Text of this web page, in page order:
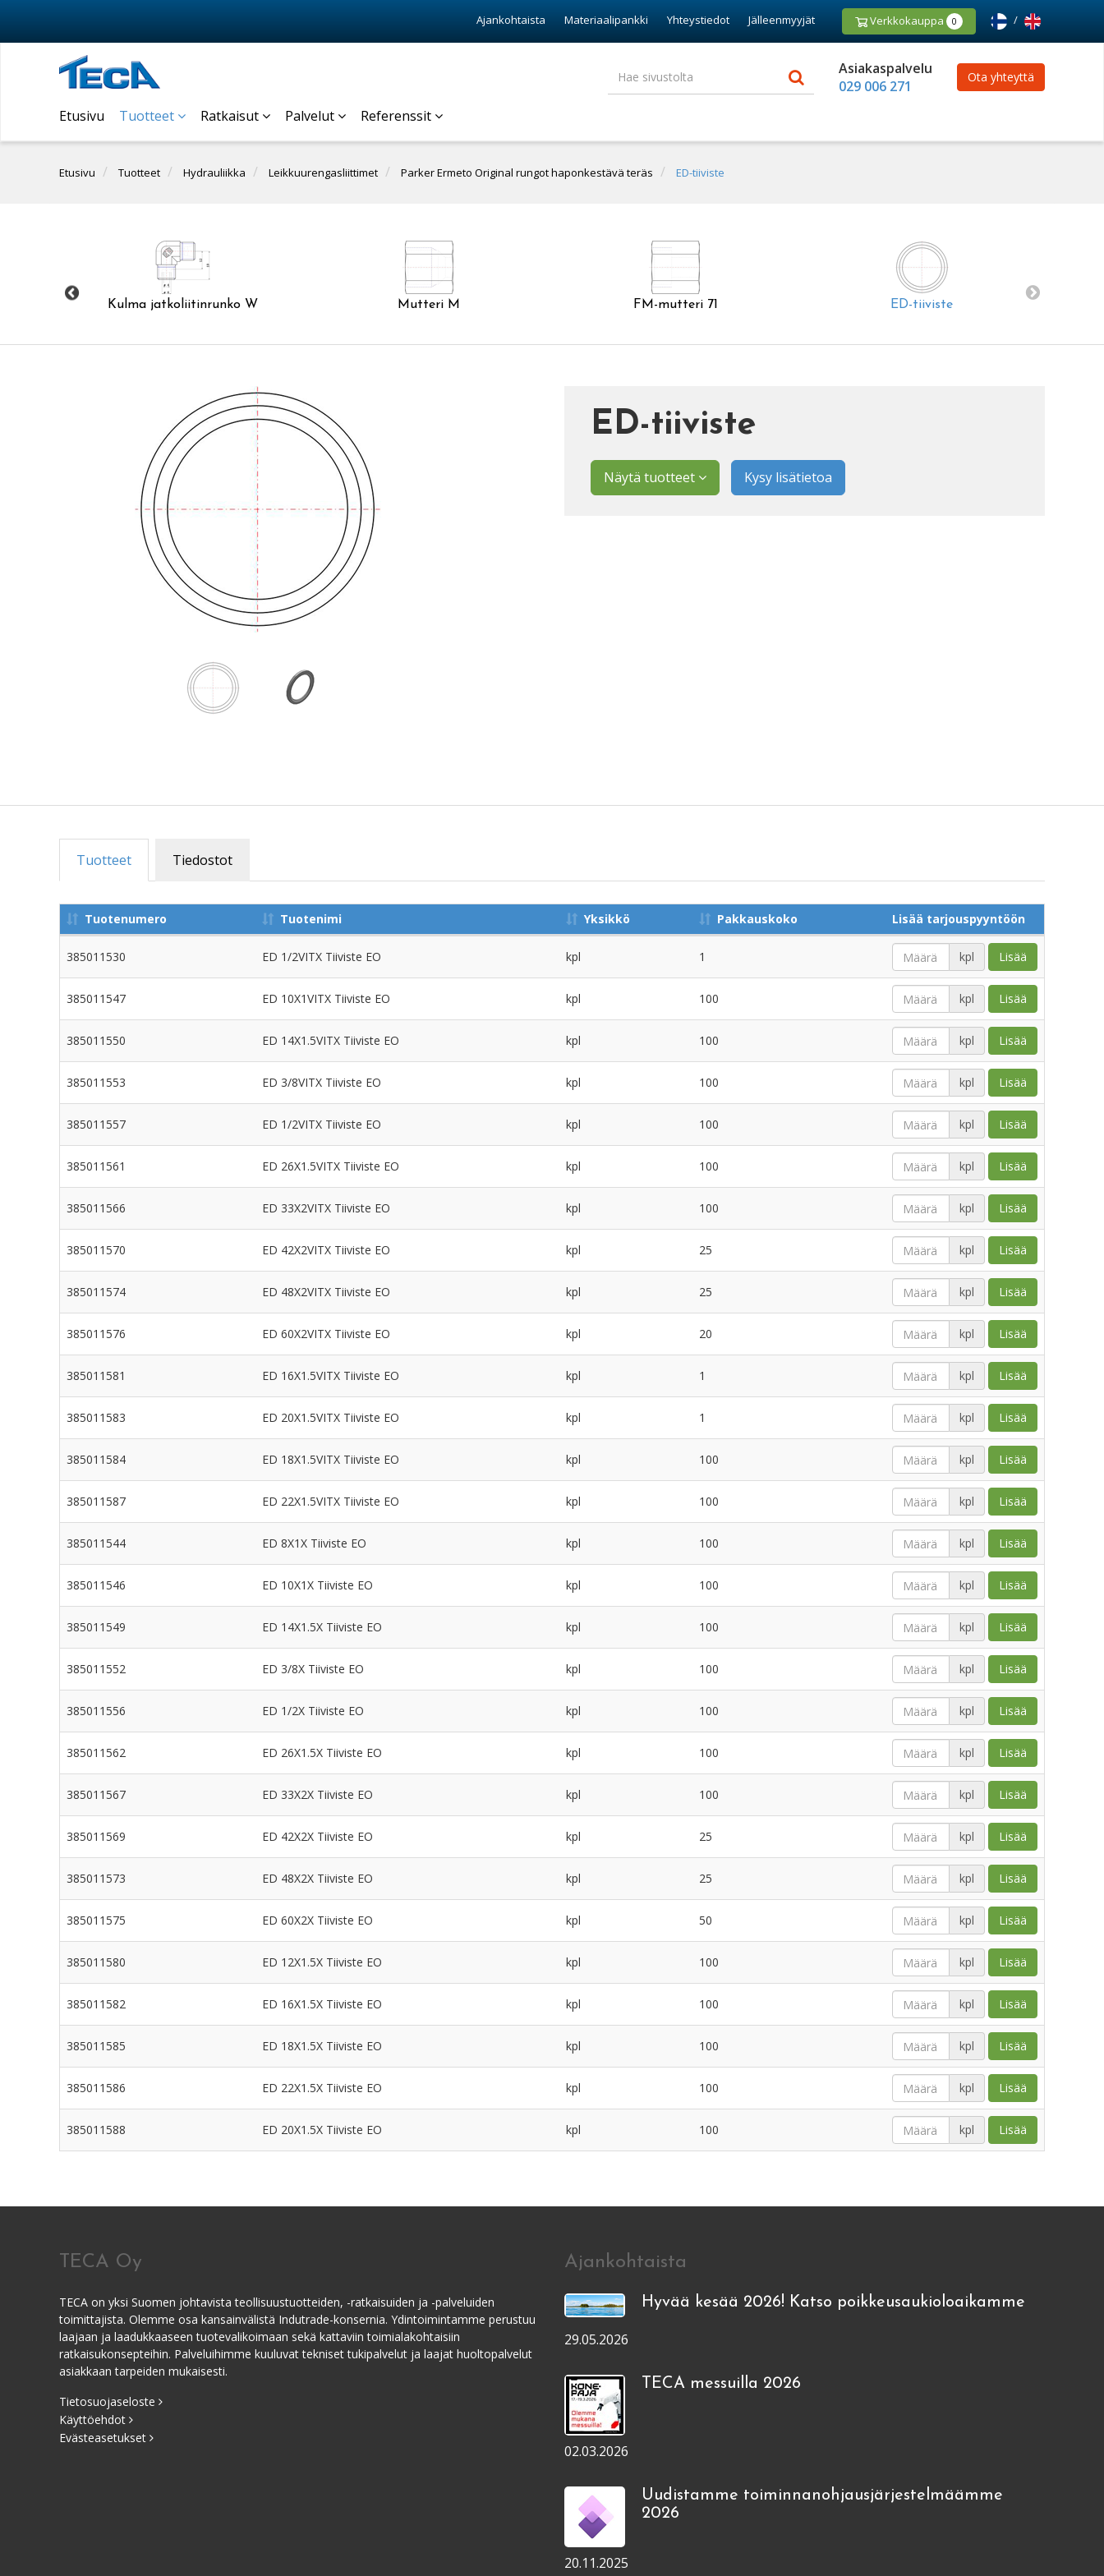
Ajankohtaista Materiaalipankki Yhteystiedot Jälleenmyyjät Verkkokauppa 0 /
Asiakaspalvelu
029 006 271
Ota yhteyttä
Etusivu Tuotteet Ratkaisut Palvelut Referenssit
Etusivu Tuotteet Hydrauliikka Leikkuurengasliittimet Parker Ermeto Original rungot haponkestävä teräs ED-tiiviste
Kulma jatkoliitinrunko W Mutteri M FM-mutteri 71 ED-tiiviste
ED-tiiviste
Näytä tuotteet Kysy lisätietoa
Tuotteet Tiedostot
Tuotenumero Tuotenimi Yksikkö Pakkauskoko Lisää tarjouspyyntöön
385011530 ED 1/2VITX Tiiviste EO kpl 1 kpl Lisää
385011547 ED 10X1VITX Tiiviste EO kpl 100 kpl Lisää
385011550 ED 14X1.5VITX Tiiviste EO kpl 100 kpl Lisää
385011553 ED 3/8VITX Tiiviste EO kpl 100 kpl Lisää
385011557 ED 1/2VITX Tiiviste EO kpl 100 kpl Lisää
385011561 ED 26X1.5VITX Tiiviste EO kpl 100 kpl Lisää
385011566 ED 33X2VITX Tiiviste EO kpl 100 kpl Lisää
385011570 ED 42X2VITX Tiiviste EO kpl 25 kpl Lisää
385011574 ED 48X2VITX Tiiviste EO kpl 25 kpl Lisää
385011576 ED 60X2VITX Tiiviste EO kpl 20 kpl Lisää
385011581 ED 16X1.5VITX Tiiviste EO kpl 1 kpl Lisää
385011583 ED 20X1.5VITX Tiiviste EO kpl 1 kpl Lisää
385011584 ED 18X1.5VITX Tiiviste EO kpl 100 kpl Lisää
385011587 ED 22X1.5VITX Tiiviste EO kpl 100 kpl Lisää
385011544 ED 8X1X Tiiviste EO kpl 100 kpl Lisää
385011546 ED 10X1X Tiiviste EO kpl 100 kpl Lisää
385011549 ED 14X1.5X Tiiviste EO kpl 100 kpl Lisää
385011552 ED 3/8X Tiiviste EO kpl 100 kpl Lisää
385011556 ED 1/2X Tiiviste EO kpl 100 kpl Lisää
385011562 ED 26X1.5X Tiiviste EO kpl 100 kpl Lisää
385011567 ED 33X2X Tiiviste EO kpl 100 kpl Lisää
385011569 ED 42X2X Tiiviste EO kpl 25 kpl Lisää
385011573 ED 48X2X Tiiviste EO kpl 25 kpl Lisää
385011575 ED 60X2X Tiiviste EO kpl 50 kpl Lisää
385011580 ED 12X1.5X Tiiviste EO kpl 100 kpl Lisää
385011582 ED 16X1.5X Tiiviste EO kpl 100 kpl Lisää
385011585 ED 18X1.5X Tiiviste EO kpl 100 kpl Lisää
385011586 ED 22X1.5X Tiiviste EO kpl 100 kpl Lisää
385011588 ED 20X1.5X Tiiviste EO kpl 100 kpl Lisää
TECA Oy
TECA on yksi Suomen johtavista teollisuustuotteiden, -ratkaisuiden ja -palveluiden
toimittajista. Olemme osa kansainvälistä Indutrade-konsernia. Ydintoimintamme perustuu
laajaan ja laadukkaaseen tuotevalikoimaan sekä kattaviin toimialakohtaisiin
ratkaisukonsepteihin. Palveluihimme kuuluvat tekniset tukipalvelut ja laajat huoltopalvelut
asiakkaan tarpeiden mukaisesti.
Tietosuojaseloste
Käyttöehdot
Evästeasetukset
Ajankohtaista
Hyvää kesää 2026! Katso poikkeusaukioloaikamme
29.05.2026
TECA messuilla 2026
02.03.2026
Uudistamme toiminnanohjausjärjestelmäämme
2026
20.11.2025